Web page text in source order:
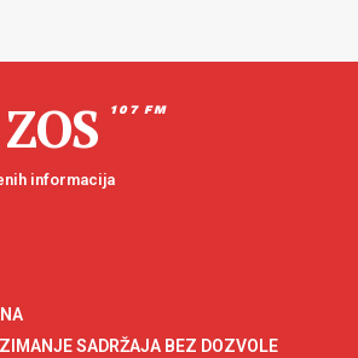
107 FM
informacija
SADRŽAJA BEZ DOZVOLE